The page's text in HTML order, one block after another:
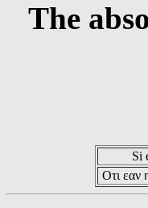
The
Si
Οτι εαν